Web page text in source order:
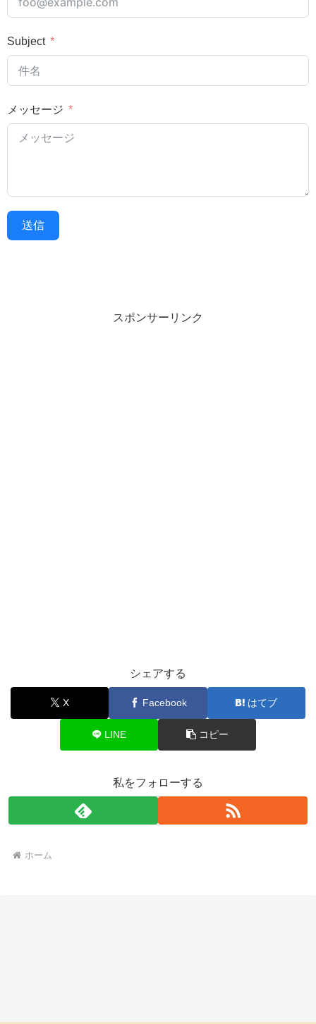
Subject
メッセージ
送信
スポンサーリンク
シェアする
X Facebook はてブ
LINE コピー
私をフォローする
ホーム